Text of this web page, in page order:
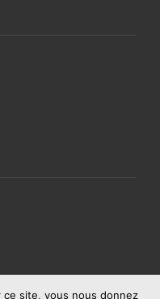
site, vous nous donnez